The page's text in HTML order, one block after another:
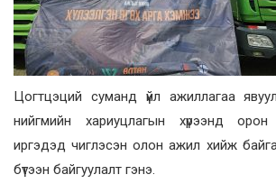
Цогтцэций суманд үйл ажиллагаа
нийгмийн хариуцлагын хүрээнд
иргэдэд чиглэсэн олон ажил хийж
бүтээн байгуулалт гэнэ.